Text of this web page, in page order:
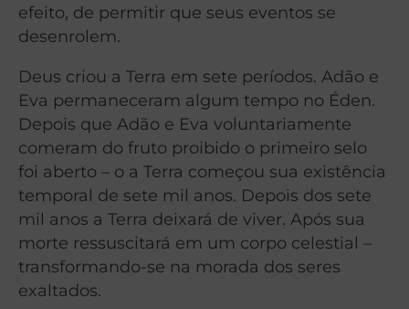
efeito, de permitir que seus eventos se
desenrolem.
Deus criou a Terra em sete períodos. Adão e
Eva permaneceram algum tempo no Éden.
Depois que Adão e Eva voluntariamente
comeram do fruto proibido o primeiro selo
foi aberto – o a Terra começou sua existência
temporal de sete mil anos. Depois dos sete
mil anos a Terra deixará de viver. Após sua
morte ressuscitará em um corpo celestial –
transformando-se na morada dos seres
exaltados.